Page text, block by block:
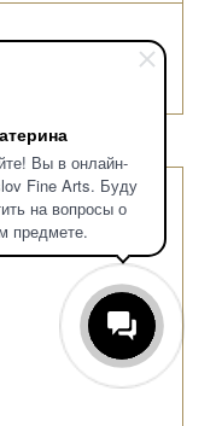
Вы в онлайн-
Fine Arts. Буду
на вопросы о
предмете.